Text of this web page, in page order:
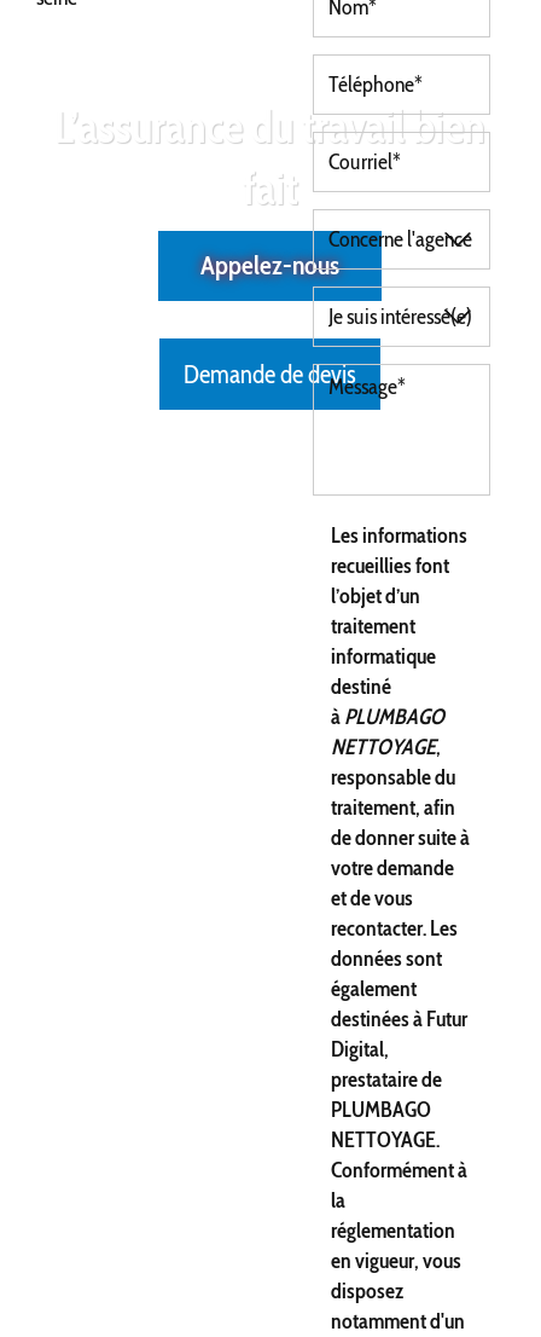
L’assurance du travail bien
fait
Appelez-nous
Demande de devis
Les informations
recueillies font
l’objet d’un
traitement
informatique
destiné
àPLUMBAGO
NETTOYAGE,
responsable du
traitement, afin
de donner suite à
votre demande
et de vous
recontacter. Les
données sont
également
destinées à Futur
Digital,
prestataire de
PLUMBAGO
NETTOYAGE.
Conformément à
la
réglementation
en vigueur, vous
disposez
notamment d'un